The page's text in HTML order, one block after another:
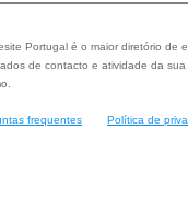
Portugal é o maior diretório de
de contacto e atividade da
frequentes Política de